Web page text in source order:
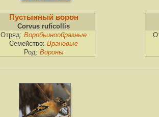
Пустынный ворон
Corvus ruficollis
Отряд: Воробьинообразные
Семейство: Врановые
Род: Вороны